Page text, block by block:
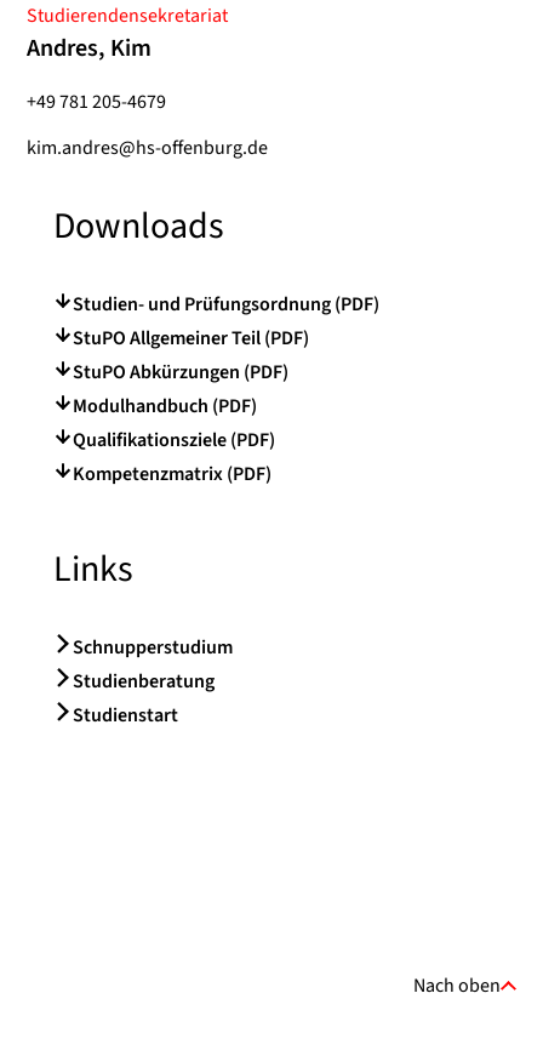
Studierendensekretariat
Andres, Kim
+49 781 205-4679
kim.andres@hs-offenburg.de
Downloads
Studien- und Prüfungsordnung (PDF)
StuPO Allgemeiner Teil (PDF)
StuPO Abkürzungen (PDF)
Modulhandbuch (PDF)
Qualifikationsziele (PDF)
Kompetenzmatrix (PDF)
Links
Schnupperstudium
Studienberatung
Studienstart
Nach oben